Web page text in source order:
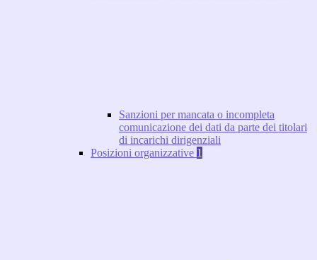
Sanzioni per mancata o incompleta
comunicazione dei dati da parte dei titolari
di incarichi dirigenziali
Posizioni organizzative 1